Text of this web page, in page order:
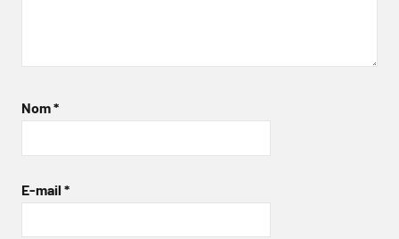
Nom*
E-mail *